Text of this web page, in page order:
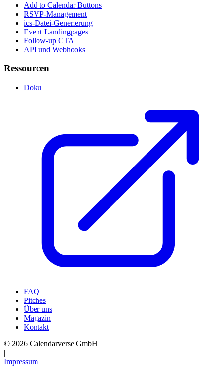
Add to Calendar Buttons
RSVP-Management
ics-Datei-Generierung
Event-Landingpages
Follow-up CTA
API und Webhooks
Ressourcen
Doku
FAQ
Pitches
Über uns
Magazin
Kontakt
© 2026 Calendarverse GmbH
|
Impressum